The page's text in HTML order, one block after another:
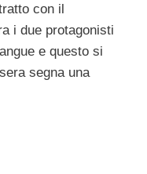
con il
i due protagonisti
e questo si
segna una